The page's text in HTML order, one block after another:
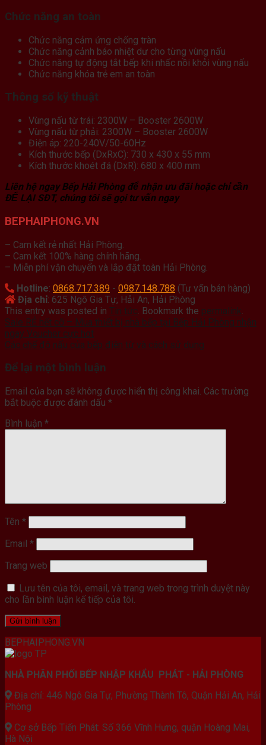
Chức năng an toàn
Chức năng cảm ứng chống tràn
Chức năng cảnh báo nhiệt dư cho từng vùng nấu
Chức năng tự động tắt bếp khi nhấc nồi khỏi vùng nấu
Chức năng khóa trẻ em an toàn
Thông số kỹ thuật
Vùng nấu từ trái: 2300W – Booster 2600W
Vùng nấu từ phải: 2300W – Booster 2600W
Điện áp: 220-240V/50-60Hz
Kích thước bếp (DxRxC): 730 x 430 x 55 mm
Kích thước khoét đá (DxR): 680 x 400 mm
Liên hệ ngay Bếp Hải Phòng để nhận ưu đãi hoặc chỉ cần
ĐỂ LẠI SĐT, chúng tôi sẽ gọi tư vấn ngay
BEPHAIPHONG.VN
– Cam kết rẻ nhất Hải Phòng.
– Cam kết 100% hàng chính hãng.
– Miễn phí vận chuyển và lắp đặt toàn Hải Phòng.
Hotline: 0868.717.389 - 0987.148.788 (Tư vấn bán hàng)
Địa chỉ: 625 Ngô Gia Tự, Hải An, Hải Phòng
This entry was posted in Tin tức . Bookmark the permalink
Sale RẺ hết cỡ – Mua thiết bị nhà bếp tại Bếp Hải Phòng nhận
ngay Voucher cực hot
Các chế độ nấu của bếp điện từ và cách sử dụng
Để lại một bình luận
Email của bạn sẽ không được hiển thị công khai. Các trường
bắt buộc được đánh dấu *
Bình luận *
Tên *
Email *
Trang web
Lưu tên của tôi, email, và trang web trong trình duyệt này
cho lần bình luận kế tiếp của tôi.
BEPHAIPHONG.VN
NHÀ PHÂN PHỐI BẾP NHẬP KHẨU PHÁT - HẢI PHÒNG
Địa chỉ: 446 Ngô Gia Tự, Phường Thành Tô, Quận Hải An, Hải
Phòng
Cơ sở Bếp Tiến Phát: Số 366 Vĩnh Hưng, quận Hoàng Mai,
Hà Nội